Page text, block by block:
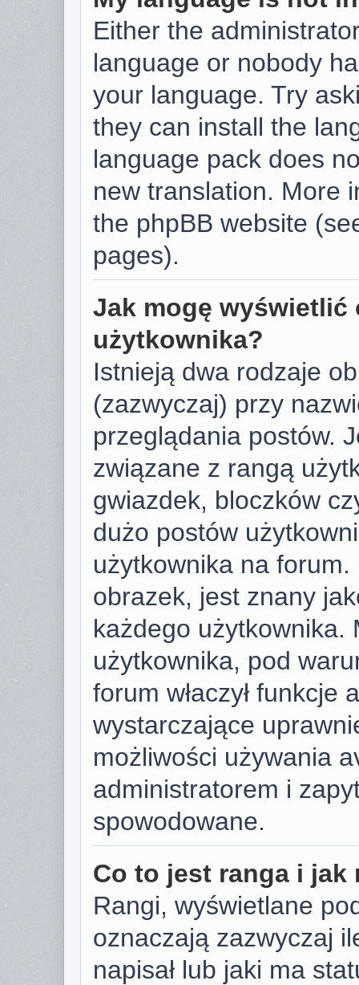
Either the
language or nobody
your language. Try
they can install the
language pack does
new translation. More
the phpBB website
pages).
Jak mogę wyświetlić
użytkownika?
Istnieją dwa rodzaje
(zazwyczaj) przy
przeglądania postów.
związane z rangą
gwiazdek, bloczków
dużo postów
użytkownika na
obrazek, jest znany
każdego użytkownika.
użytkownika, pod
forum właczył funkcje
wystarczające
możliwości używania
administratorem i
spowodowane.
Co to jest ranga i jak
Rangi, wyświetlane
oznaczają zazwyczaj
napisał lub jaki ma